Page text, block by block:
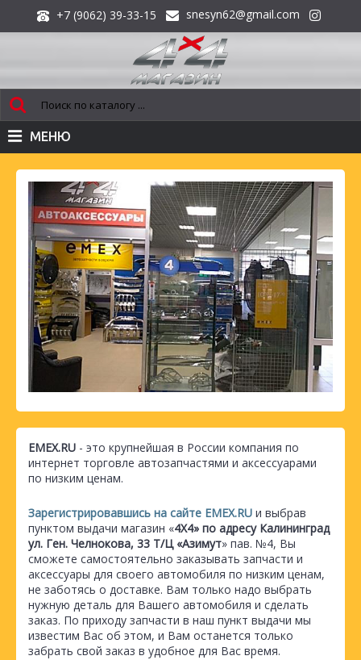
+7 (9062) 39-33-15 snesyn62@gmail.com
МЕНЮ
EMEX.RU - это крупнейшая в России компания по
интернет торговле автозапчастями и аксессуарами
по низким ценам.
Зарегистрировавшись на сайте EMEX.RU и выбрав
пунктом выдачи магазин «4Х4» по адресу Калининград
ул. Ген. Челнокова, 33 Т/Ц «Азимут» пав. №4, Вы
сможете самостоятельно заказывать запчасти и
аксессуары для своего автомобиля по низким ценам,
не заботясь о доставке. Вам только надо выбрать
нужную деталь для Вашего автомобиля и сделать
заказ. По приходу запчасти в наш пункт выдачи мы
известим Вас об этом, и Вам останется только
забрать свой заказ в удобное для Вас время.